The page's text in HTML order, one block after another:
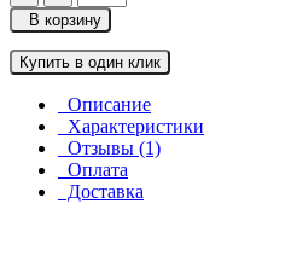
В корзину
Купить в один клик
Описание
Характеристики
Отзывы (1)
Оплата
Доставка